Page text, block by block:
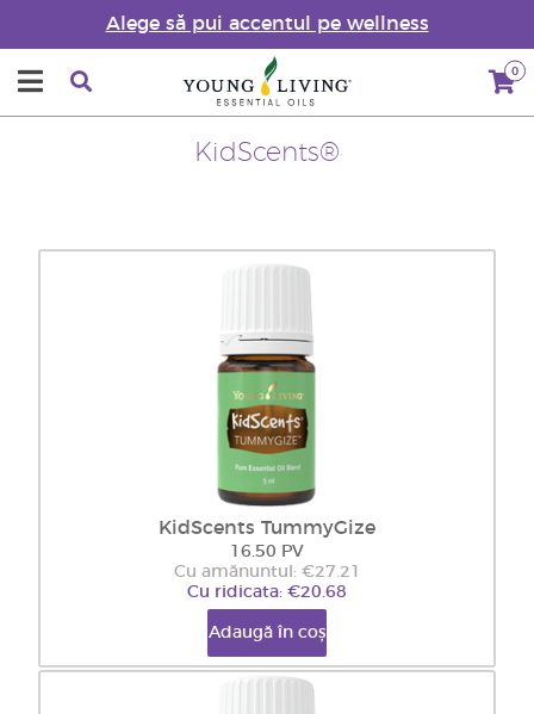
Alege să pui accentul pe wellness
0
KidScents®
KidScents TummyGize
16.50 PV
Cu amănuntul: €27.21
Cu ridicata: €20.68
Adaugă în coș